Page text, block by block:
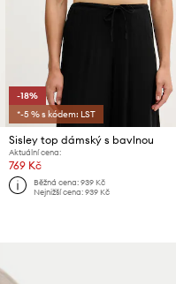
-18%
*-5 % s kódem: LST
Sisley top dámský s bavlnou
Aktuální cena:
769 Kč
Běžná cena: 939 Kč
Nejnižší cena: 939 Kč